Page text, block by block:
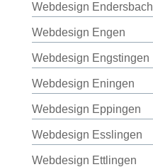
Webdesign Endersbach
Webdesign Engen
Webdesign Engstingen
Webdesign Eningen
Webdesign Eppingen
Webdesign Esslingen
Webdesign Ettlingen